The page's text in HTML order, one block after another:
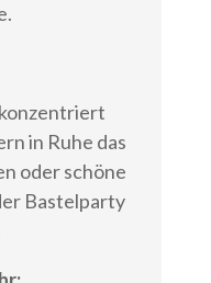
in Ruhe das
oder schöne
Bastelparty